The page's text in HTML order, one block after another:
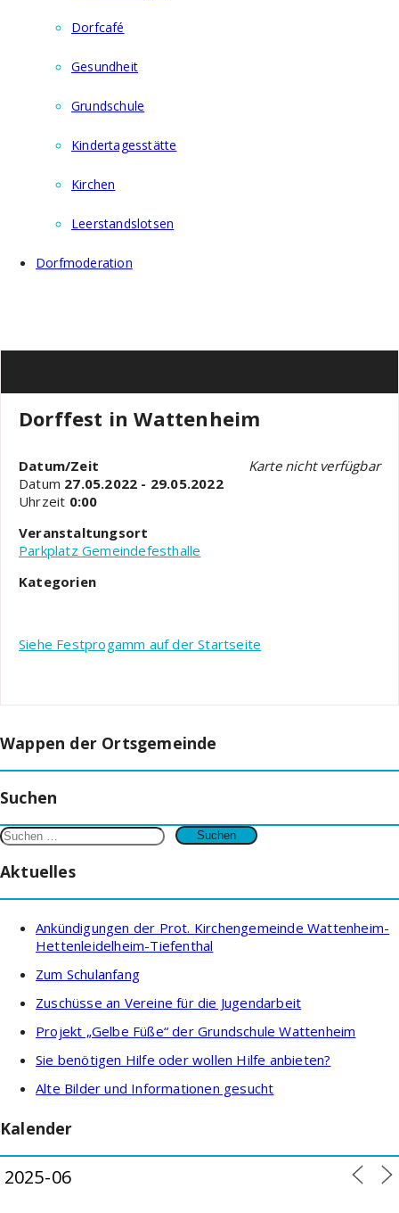
Dorfcafé
Gesundheit
Grundschule
Kindertagesstätte
Kirchen
Leerstandslotsen
Dorfmoderation
Dorffest in Wattenheim
Karte nicht verfügbar
Datum/Zeit
Datum 27.05.2022 - 29.05.2022
Uhrzeit 0:00
Veranstaltungsort
Parkplatz Gemeindefesthalle
Kategorien
Siehe Festprogamm auf der Startseite
Wappen der Ortsgemeinde
Suchen
Suchen
nach:
Aktuelles
Ankündigungen der Prot. Kirchengemeinde Wattenheim-
Hettenleidelheim-Tiefenthal
Zum Schulanfang
Zuschüsse an Vereine für die Jugendarbeit
Projekt „Gelbe Füße“ der Grundschule Wattenheim
Sie benötigen Hilfe oder wollen Hilfe anbieten?
Alte Bilder und Informationen gesucht
Kalender